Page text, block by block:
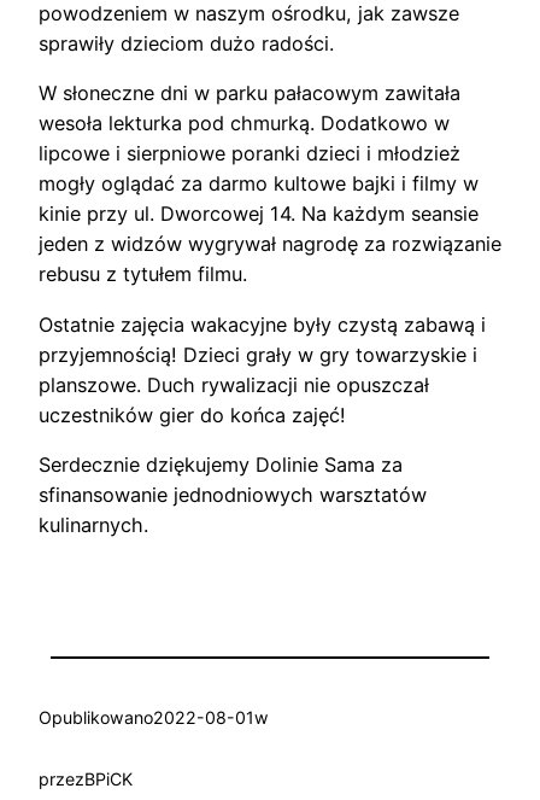
powodzeniem w naszym ośrodku, jak zawsze
sprawiły dzieciom dużo radości.
W słoneczne dni w parku pałacowym zawitała
wesoła lekturka pod chmurką. Dodatkowo w
lipcowe i sierpniowe poranki dzieci i młodzież
mogły oglądać za darmo kultowe bajki i filmy w
kinie przy ul. Dworcowej 14. Na każdym seansie
jeden z widzów wygrywał nagrodę za rozwiązanie
rebusu z tytułem filmu.
Ostatnie zajęcia wakacyjne były czystą zabawą i
przyjemnością! Dzieci grały w gry towarzyskie i
planszowe. Duch rywalizacji nie opuszczał
uczestników gier do końca zajęć!
Serdecznie dziękujemy Dolinie Sama za
sfinansowanie jednodniowych warsztatów
kulinarnych.
Opublikowano2022-08-01w
przezBPiCK